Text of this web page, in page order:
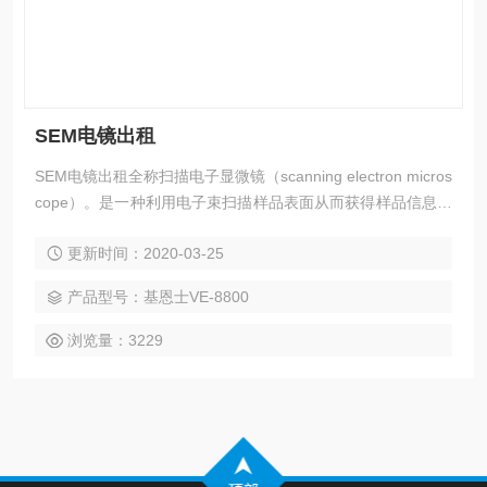
SEM电镜出租
SEM电镜出租全称扫描电子显微镜（scanning electron micros
cope）。是一种利用电子束扫描样品表面从而获得样品信息的
维，扫描电子显微镜能被用来鉴定样品的表面结构。它由三大
更新时间：2020-03-25
产品型号：基恩士VE-8800
浏览量：3229